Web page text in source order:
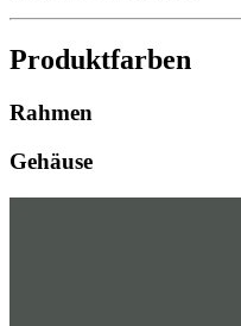
Produktfarben
Rahmen
Gehäuse